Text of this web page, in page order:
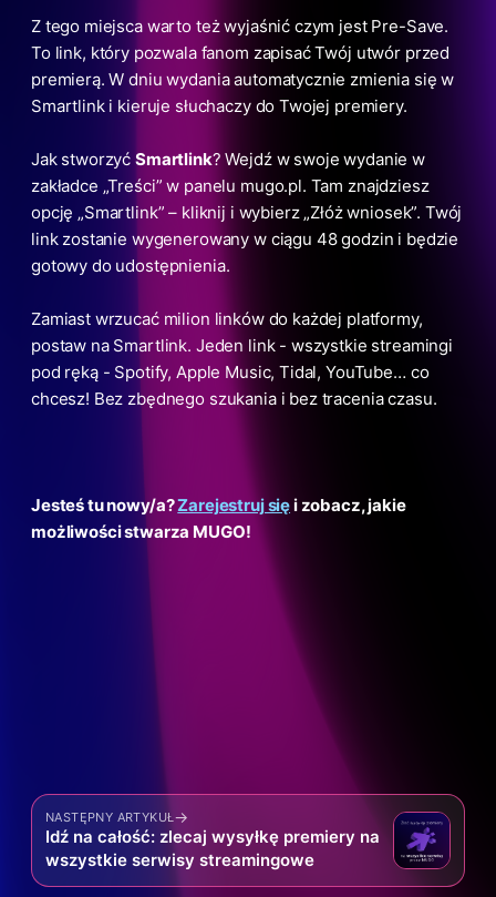
Z tego miejsca warto też wyjaśnić czym jest Pre-Save.
To link, który pozwala fanom zapisać Twój utwór przed
premierą. W dniu wydania automatycznie zmienia się w
Smartlink i kieruje słuchaczy do Twojej premiery.
Jak stworzyćSmartlink? Wejdź w swoje wydanie w
zakładce „Treści” w panelu mugo.pl. Tam znajdziesz
opcję „Smartlink” – kliknij i wybierz „Złóż wniosek”. Twój
link zostanie wygenerowany w ciągu 48 godzin i będzie
gotowy do udostępnienia.
Zamiast wrzucać milion linków do każdej platformy,
postaw na Smartlink. Jeden link - wszystkie streamingi
pod ręką - Spotify, Apple Music, Tidal, YouTube… co
chcesz! Bez zbędnego szukania i bez tracenia czasu.
Jesteś tu nowy/a?Zarejestruj sięi zobacz, jakie
możliwości stwarza MUGO!
NASTĘPNY ARTYKUŁ→
Idź na całość: zlecaj wysyłkę premiery na
wszystkie serwisy streamingowe